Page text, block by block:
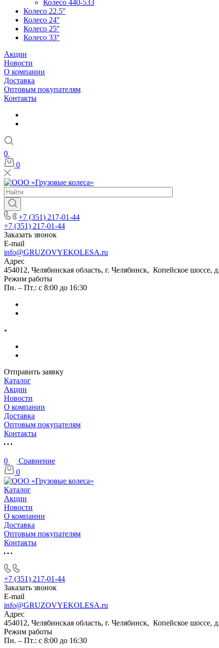
Колесо 440-533
Колесо 22.5''
Колесо 24''
Колесо 25''
Колесо 33''
Акции
Новости
О компании
Доставка
Оптовым покупателям
Контакты
0
0
+7 (351) 217-01-44
+7 (351) 217-01-44
Заказать звонок
E-mail
info@GRUZOVYEKOLESA.ru
Адрес
454012, Челябинская область, г. Челябинск, Копейское шоссе,
Режим работы
Пн. – Пт.: с 8:00 до 16:30
Отправить заявку
Каталог
Акции
Новости
О компании
Доставка
Оптовым покупателям
Контакты
0
Сравнение
0
Каталог
Акции
Новости
О компании
Доставка
Оптовым покупателям
Контакты
+7 (351) 217-01-44
Заказать звонок
E-mail
info@GRUZOVYEKOLESA.ru
Адрес
454012, Челябинская область, г. Челябинск, Копейское шоссе,
Режим работы
Пн. – Пт.: с 8:00 до 16:30